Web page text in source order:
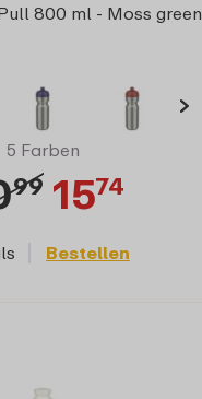
800 ml - Moss green
5 Farben
99 1574
Bestellen